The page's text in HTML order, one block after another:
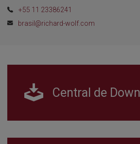
+55 11 23386241
brasil@richard-wolf.com
Central de